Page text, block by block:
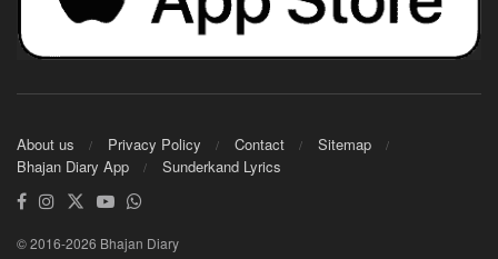
About us Privacy Policy Contact
Sitemap
Bhajan Diary App
Sunderkand Lyrics
© 2016-2026 Bhajan Diary